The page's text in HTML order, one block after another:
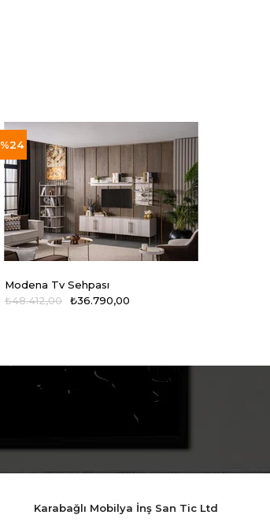
Modena Tv Sehpası
₺36.790,00
₺48.412,00
%24
Karabağlı Mobilya İnş San Tic Ltd